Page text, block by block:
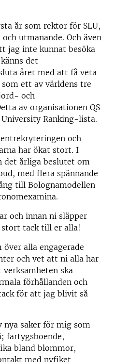
år som rektor för SLU,
utmanande. Och även
jag inte kunnat besöka
det
året med att få veta
som ett av världens tre
och
av organisationen QS
Ranking-lista.
och
har ökat stort. I
det årliga beslutet om
med flera spännande
till Bolognamodellen
och innan ni släpper
tack till er alla!
över alla engagerade
och vet att ni alla har
ska
förhållanden och
för att jag blivit så
saker för mig som
fartygsboende,
bland blommor,
med nyfiket